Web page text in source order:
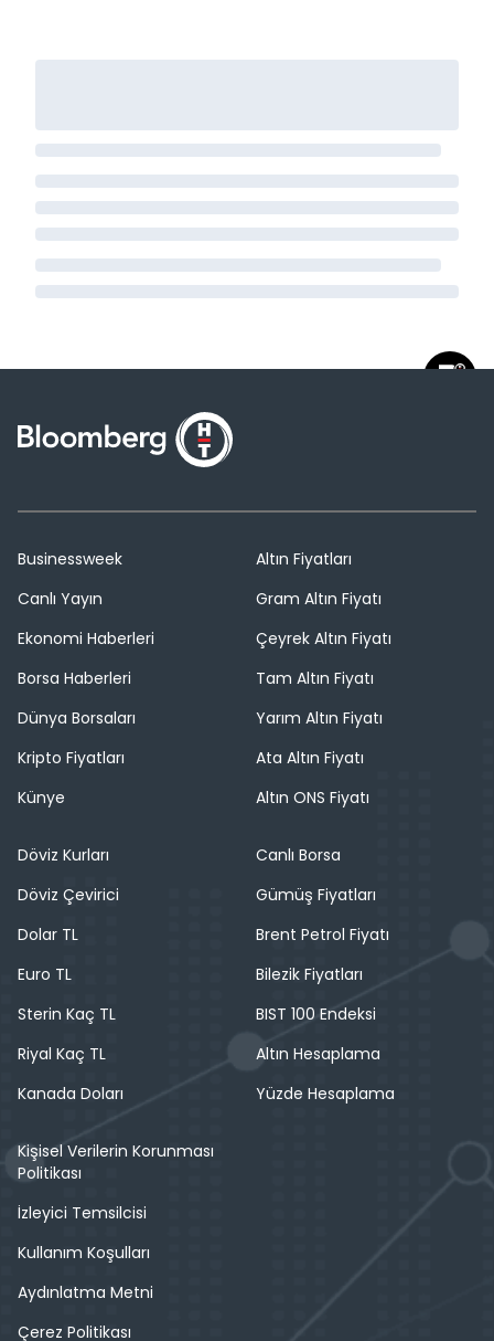
Businessweek
Canlı Yayın
Ekonomi Haberleri
Borsa Haberleri
Dünya Borsaları
Kripto Fiyatları
Künye
Altın Fiyatları
Gram Altın Fiyatı
Çeyrek Altın Fiyatı
Tam Altın Fiyatı
Yarım Altın Fiyatı
Ata Altın Fiyatı
Altın ONS Fiyatı
Döviz Kurları
Döviz Çevirici
Dolar TL
Euro TL
Sterin Kaç TL
Riyal Kaç TL
Kanada Doları
Canlı Borsa
Gümüş Fiyatları
Brent Petrol Fiyatı
Bilezik Fiyatları
BIST 100 Endeksi
Altın Hesaplama
Yüzde Hesaplama
Kişisel Verilerin Korunması
Politikası
İzleyici Temsilcisi
Kullanım Koşulları
Aydınlatma Metni
Çerez Politikası